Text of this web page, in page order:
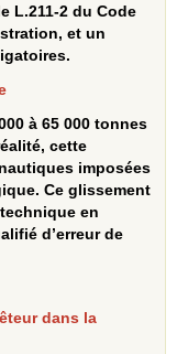
L.211‑2 du Code
et un
à 65 000 tonnes
cette
imposées
Ce glissement
en
d’erreur de
dans la